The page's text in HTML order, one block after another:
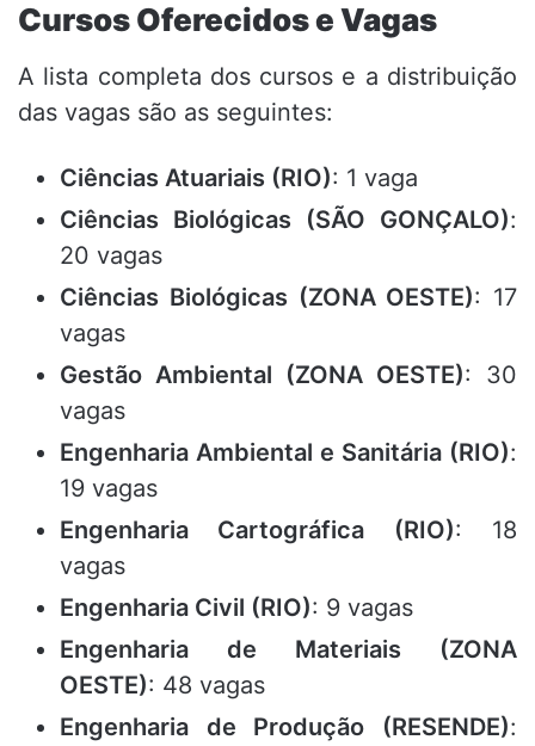
Cursos Oferecidos e Vagas
A lista completa dos cursos e a distribuição
das vagas são as seguintes:
Ciências Atuariais (RIO): 1 vaga
Ciências Biológicas (SÃO GONÇALO):
20 vagas
Ciências Biológicas (ZONA OESTE): 17
vagas
Gestão Ambiental (ZONA OESTE): 30
vagas
Engenharia Ambiental e Sanitária (RIO):
19 vagas
Engenharia Cartográfica (RIO): 18
vagas
Engenharia Civil (RIO): 9 vagas
Engenharia de Materiais (ZONA
OESTE): 48 vagas
Engenharia de Produção (RESENDE):